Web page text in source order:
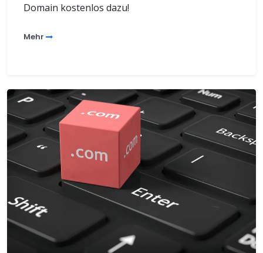
Domain kostenlos dazu!
Mehr